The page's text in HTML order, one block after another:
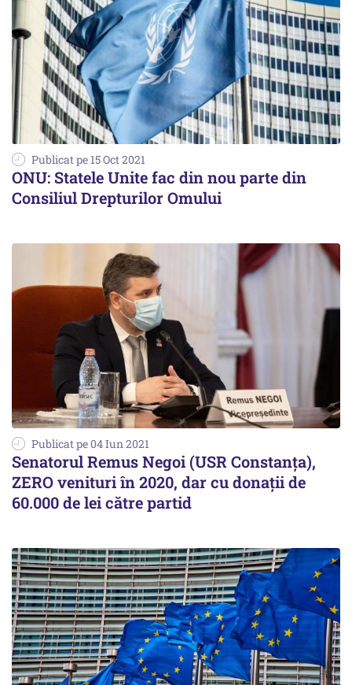
Publicat pe 15 Oct 2021
ONU: Statele Unite fac din nou parte din
Consiliul Drepturilor Omului
Publicat pe 04 Iun 2021
Senatorul Remus Negoi (USR Constanţa),
ZERO venituri în 2020, dar cu donații de
60.000 de lei către partid